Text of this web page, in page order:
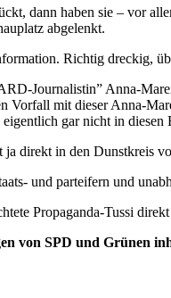
dann haben sie – vor
abgelenkt.
Richtig dreckig,
Journalistin” Anna-
Vorfall mit dieser Anna-
gar nicht in diesen
direkt in den Dunstkreis
und parteifern und
Propaganda-Tussi
von SPD und Grünen